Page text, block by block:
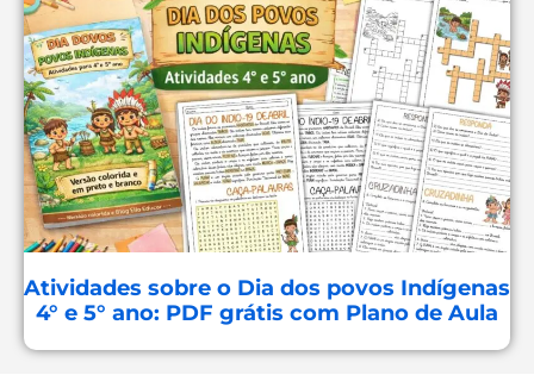
Atividades sobre o Dia dos povos Indígenas
4° e 5° ano: PDF grátis com Plano de Aula